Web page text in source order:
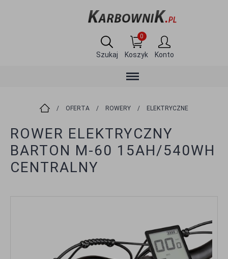
Szukaj
0
Koszyk Konto
/ OFERTA / ROWERY / ELEKTRYCZNE
ROWER ELEKTRYCZNY
BARTON M-60 15AH/540WH
CENTRALNY